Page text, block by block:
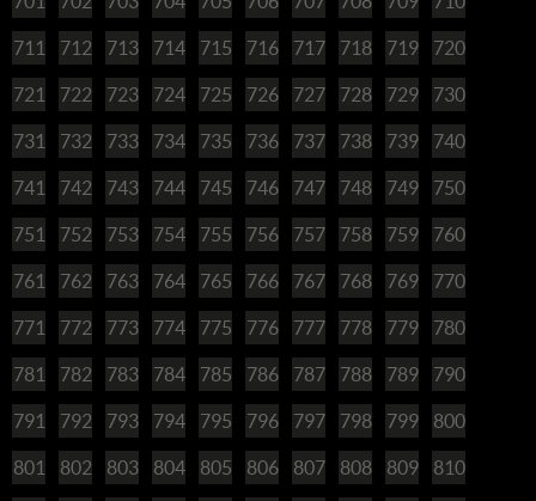
711 712 713 714 715 716 717 718 719 720
721 722 723 724 725 726 727 728 729 730
731 732 733 734 735 736 737 738 739 740
741 742 743 744 745 746 747 748 749 750
751 752 753 754 755 756 757 758 759 760
761 762 763 764 765 766 767 768 769 770
771 772 773 774 775 776 777 778 779 780
781 782 783 784 785 786 787 788 789 790
791 792 793 794 795 796 797 798 799 800
801 802 803 804 805 806 807 808 809 810